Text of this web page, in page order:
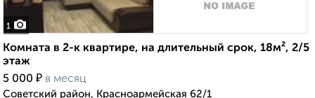
1
Комната в 2-к квартире, на длительный срок, 18м², 2/5
этаж
5 000 ₽ в месяц
Советский район, Красноармейская 62/1